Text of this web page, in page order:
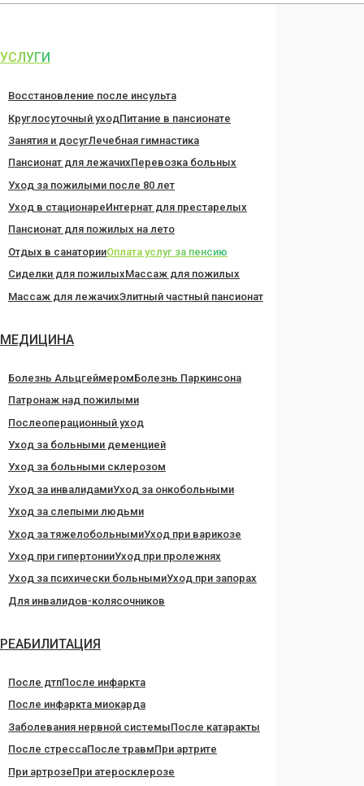
Перейти
содержанию
УСЛУГИ
Восстановление после инсульта
Круглосуточный уходПитание в пансионате
Занятия и досугЛечебная гимнастика
Пансионат для лежачихПеревозка больных
Уход за пожилыми после 80 лет
Уход в стационареИнтернат для престарелых
Пансионат для пожилых на лето
Отдых в санаторииОплата услуг за пенсию
Сиделки для пожилыхМассаж для пожилых
Массаж для лежачихЭлитный частный пансионат
МЕДИЦИНА
Болезнь АльцгеймеромБолезнь Паркинсона
Патронаж над пожилыми
Послеоперационный уход
Уход за больными деменцией
Уход за больными склерозом
Уход за инвалидамиУход за онкобольными
Уход за слепыми людьми
Уход за тяжелобольнымиУход при варикозе
Уход при гипертонииУход при пролежнях
Уход за психически больнымиУход при запорах
Для инвалидов-колясочников
РЕАБИЛИТАЦИЯ
После дтпПосле инфаркта
После инфаркта миокарда
Заболевания нервной системыПосле катаракты
После стрессаПосле травмПри артрите
При артрозеПри атеросклерозе